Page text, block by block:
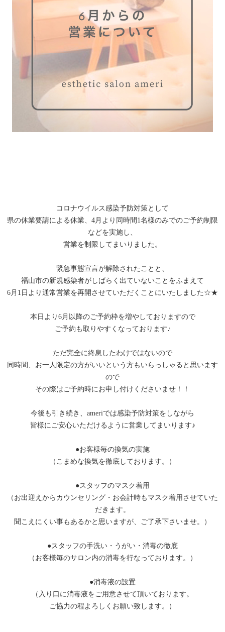
コロナウイルス感染予防対策として
県の休業要請による休業、4月より同時間1名様のみでのご予約制限
などを実施し、
営業を制限してまいりました。
緊急事態宣言が解除されたことと、
福山市の新規感染者がしばらく出ていないことをふまえて
6月1日より通常営業を再開させていただくことにいたしました☆★
本日より6月以降のご予約枠を増やしておりますので
ご予約も取りやすくなっております♪
ただ完全に終息したわけではないので
同時間、お一人限定の方がいいという方もいらっしゃると思います
ので
その際はご予約時にお申し付けくださいませ！！
今後も引き続き、ameriでは感染予防対策をしながら
皆様にご安心いただけるように営業してまいります♪
●お客様毎の換気の実施
（こまめな換気を徹底しております。）
●スタッフのマスク着用
（お出迎えからカウンセリング・お会計時もマスク着用させていた
だきます。
聞こえにくい事もあるかと思いますが、ご了承下さいませ。）
●スタッフの手洗い・うがい・消毒の徹底
（お客様毎のサロン内の消毒を行なっております。）
●消毒液の設置
（入り口に消毒液をご用意させて頂いております。
ご協力の程よろしくお願い致します。）